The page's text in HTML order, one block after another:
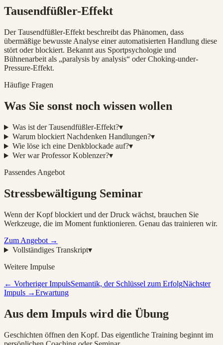
Tausendfüßler-Effekt
Der Tausendfüßler-Effekt beschreibt das Phänomen, dass
übermäßige bewusste Analyse einer automatisierten Handlung diese
stört oder blockiert. Bekannt aus Sportpsychologie und
Bühnenarbeit als „paralysis by analysis“ oder Choking-under-
Pressure-Effekt.
Häufige Fragen
Was Sie sonst noch wissen wollen
Was ist der Tausendfüßler-Effekt?▾
Warum blockiert Nachdenken Handlungen?▾
Wie löse ich eine Denkblockade auf?▾
Wer war Professor Koblenzer?▾
Passendes Angebot
Stressbewältigung Seminar
Wenn der Kopf blockiert und der Druck wächst, brauchen Sie
Werkzeuge, die im Moment funktionieren. Genau das trainieren wir.
Zum Angebot →
Vollständiges Transkript▾
Weitere Impulse
← Vorheriger ImpulsSemantik, der Schlüssel zum ErfolgNächster
Impuls →Erwartung
Aus dem Impuls wird die Übung
Geschichten öffnen den Kopf. Das eigentliche Training beginnt im